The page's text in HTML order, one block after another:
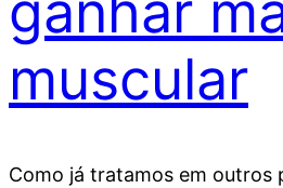
muscular
Como já tratamos em outros